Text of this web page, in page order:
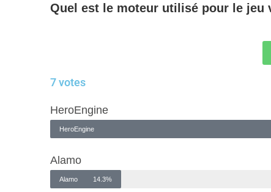
Quel est le moteur utilisé pour le jeu
7 votes
HeroEngine
HeroEngine
Alamo
Alamo 14.3%